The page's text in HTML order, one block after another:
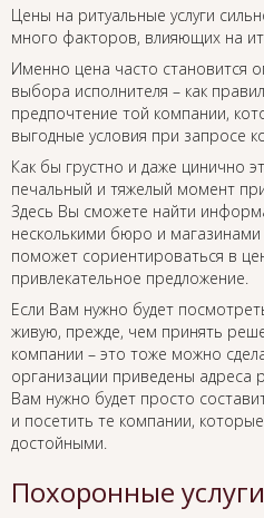
Цены на ритуальные услуги
много факторов, влияющих на
Именно цена часто становится
выбора исполнителя – как
предпочтение той компании,
выгодные условия при запросе
Как бы грустно и даже цинично
печальный и тяжелый момент
Здесь Вы сможете найти
несколькими бюро и магазинами
поможет сориентироваться в
привлекательное предложение.
Если Вам нужно будет
живую, прежде, чем принять
компании – это тоже можно
организации приведены адреса
Вам нужно будет просто
и посетить те компании,
достойными.
Похоронные